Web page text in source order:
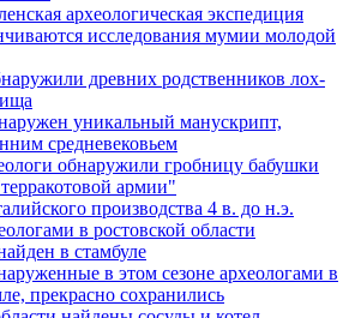
археологическая экспедиция
исследования мумии молодой
древних родственников лох-
уникальный манускрипт,
средневековьем
обнаружили гробницу бабушки
армии"
производства 4 в. до н.э.
в ростовской области
в стамбуле
в этом сезоне археологами в
прекрасно сохранились